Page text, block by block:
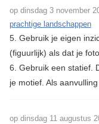
op dinsdag 3 november
prachtige landschappen
5. Gebruik je eigen
(figuurlijk) als dat je
6. Gebruik een statief.
je motief. Als
op dinsdag 11 augustus